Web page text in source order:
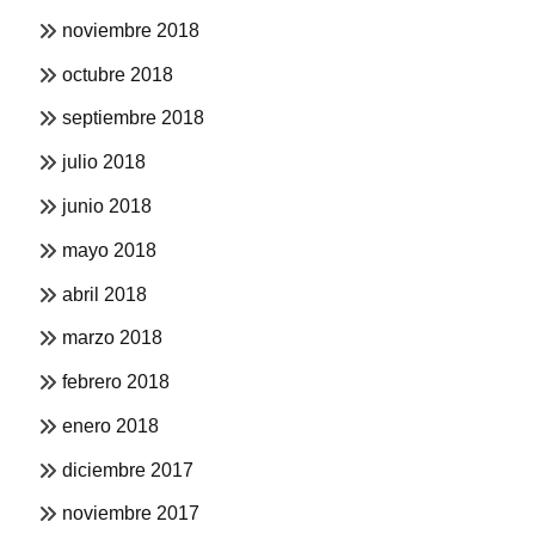
noviembre 2018
octubre 2018
septiembre 2018
julio 2018
junio 2018
mayo 2018
abril 2018
marzo 2018
febrero 2018
enero 2018
diciembre 2017
noviembre 2017